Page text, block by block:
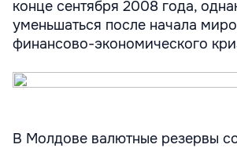
конце сентября 2008 года,
уменьшаться после начала
финансово-экономического
В Молдове валютные резервы